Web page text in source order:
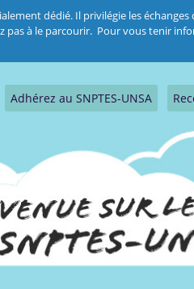
dédié. Il privilégie les
à le parcourir. Pour vous tenir
Adhérez au SNPTES-UNSA